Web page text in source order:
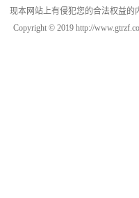
现本网站上有侵犯您的合法权益的
Copyright © 2019 http://